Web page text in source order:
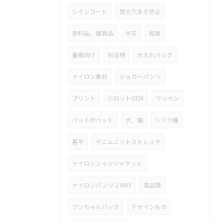
レインコート 焚火穴あき防止
衣料品、雑貨品 半天 和装
量販向け 別注柄 犬入れバッグ
ナイロン素材 ジョガーパンツ
プリント 小ロットOEM ワッペン
ペットのベッド 犬、猫 シジラ織
甚平 デニムニットストレッチ
ナイロンシャツジャケット
ナイロンパンツ２WAY 高品質
ワンちゃんバッグ デザインもの